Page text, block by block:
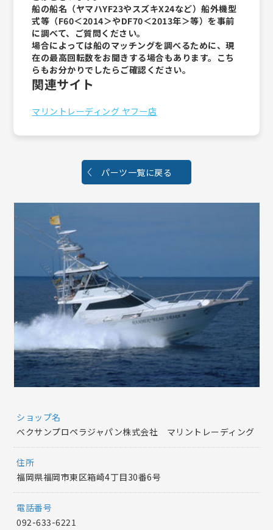
船の船名（ヤマハYF23やスズキX24など）船外機型
式等（F60＜2014＞やDF70＜2013年＞等）を事前
に調べて、ご質問ください。
場合によっては船のマッチングを調べるために、現
在の最高回転数をお聞きする場合もあります。こち
らもお分かりでしたらご確認ください。
関連サイト
マリントレーディング ヤフー店
パーツ一覧に戻る
ショップ名
ベクサンプロペラジャパン株式会社 マリントレーディング
住所
福岡県福岡市東区箱崎4丁目30番6号
電話番号
092-633-6221